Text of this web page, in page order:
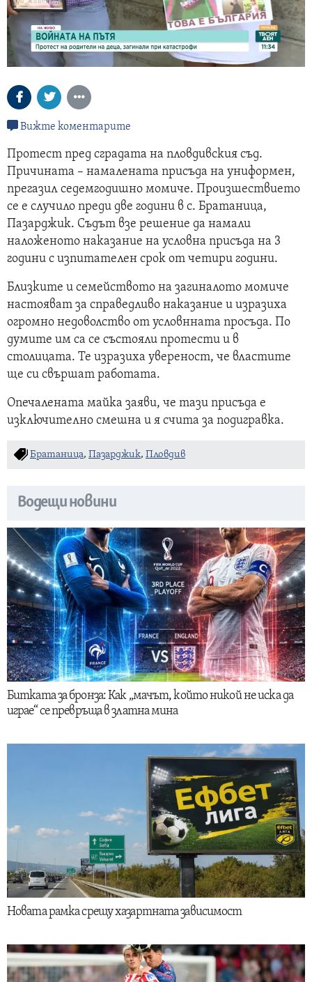
Вижте коментарите
Протест пред сградата на пловдивския съд.
Причината – намалената присъда на униформен,
прегазил седемгодишно момиче. Произшествието
се е случило преди две години в с. Братаница,
Пазарджик. Съдът взе решение да намали
наложеното наказание на условна присъда на 3
години с изпитателен срок от четири години.
Близките и семейството на загиналото момиче
настояват за справедливо наказание и изразиха
огромно недоволство от условнната просъда. По
думите им са се състояли протести и в
столицата. Те изразиха увереност, че властите
ще си свършат работата.
Опечалената майка заяви, че тази присъда е
изключително смешна и я счита за подигравка.
Братаница, Пазарджик, Пловдив
Водещи новини
Битката за бронза: Как „мачът, който никой не иска да
играе“ се превръща в златна мина
Новата рамка срещу хазартната зависимост